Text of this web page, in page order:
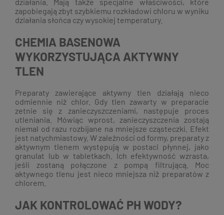
działania. Mają także specjalne właściwości, które
zapobiegają zbyt szybkiemu rozkładowi chloru w wyniku
działania słońca czy wysokiej temperatury.
CHEMIA BASENOWA
WYKORZYSTUJĄCA AKTYWNY
TLEN
Preparaty zawierające aktywny tlen działają nieco
odmiennie niż chlor. Gdy tlen zawarty w preparacie
zetnie się z zanieczyszczeniami, następuje proces
utleniania. Mówiąc wprost, zanieczyszczenia zostają
niemal od razu rozbijane na mniejsze cząsteczki. Efekt
jest natychmiastowy. W zależności od formy, preparaty z
aktywnym tlenem występują w postaci płynnej, jako
granulat lub w tabletkach. Ich efektywność wzrasta,
jeśli zostaną połączone z pompą filtrującą. Moc
aktywnego tlenu jest nieco mniejsza niż preparatów z
chlorem.
JAK KONTROLOWAĆ PH WODY?